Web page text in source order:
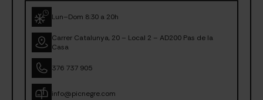
Lun–Dom 8:30 a 20h
Carrer Catalunya, 20 – Local 2 – AD200 Pas de la
Casa
376 737 905
info@picnegre.com